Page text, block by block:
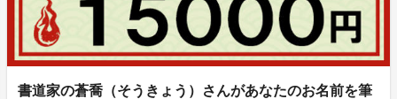
書道家の蒼喬（そうきょう）さんがあなたのお名前を筆